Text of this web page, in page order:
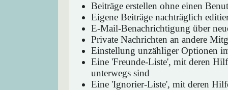
Beiträge erstellen ohne einen
Eigene Beiträge nachträglich
E-Mail-Benachrichtigung über
Private Nachrichten an andere
Einstellung unzähliger Optionen
Eine 'Freunde-Liste', mit deren
unterwegs sind
Eine 'Ignorier-Liste', mit deren